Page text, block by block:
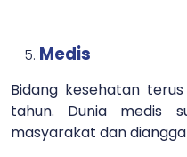
Medis
Bidang kesehatan
tahun. Dunia medis
masyarakat dan